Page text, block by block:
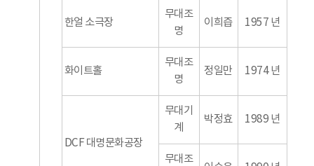
한얼 소극장
무대조
명
이희즙 1957 년
화이트홀
무대조
명
정일만 1974 년
DCF 대명문화공장
무대기
계
박정효 1989 년
무대조